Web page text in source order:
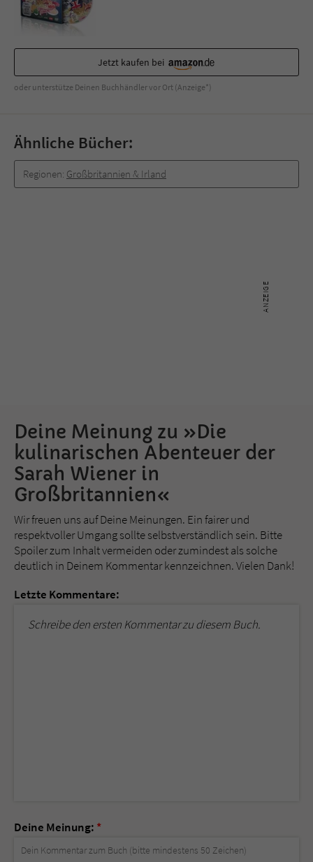
Jetzt kaufen bei
oder unterstütze Deinen Buchhändler vor Ort (Anzeige*)
Ähnliche Bücher:
Regionen: Großbritannien & Irland
Deine Meinung zu »Die
kulinarischen Abenteuer der
Sarah Wiener in
Großbritannien«
Wir freuen uns auf Deine Meinungen. Ein fairer und
respektvoller Umgang sollte selbstverständlich sein. Bitte
Spoiler zum Inhalt vermeiden oder zumindest als solche
deutlich in Deinem Kommentar kennzeichnen. Vielen Dank!
Letzte Kommentare:
Schreibe den ersten Kommentar zu diesem Buch.
Deine Meinung: *